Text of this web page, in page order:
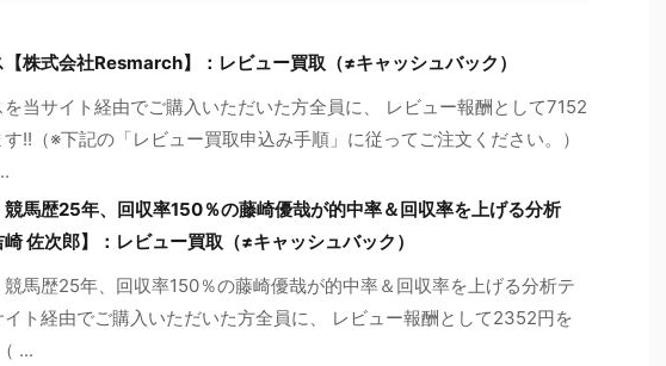
株式会社Resmarch】：レビュー買取（≠キャッシュバック）
当サイト経由でご購入いただいた方全員に、 レビュー報酬として7152
!!（※下記の「レビュー買取申込み手順」に従ってご注文ください。）
競馬歴25年、回収率150％の藤崎優哉が的中率＆回収率を上げる分析
佐次郎】：レビュー買取（≠キャッシュバック）
競馬歴25年、回収率150％の藤崎優哉が的中率＆回収率を上げる分析テ
ト経由でご購入いただいた方全員に、 レビュー報酬として2352円を
...